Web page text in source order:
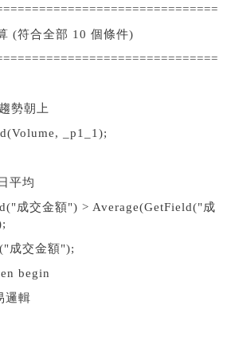
(符合全部 10 個條件)
勢朝上
_p1_1);
平均
成交金額") > Average(GetField("成
成交金額");
begin
邏輯